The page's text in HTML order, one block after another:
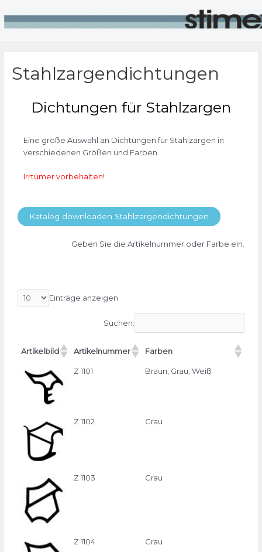
Stahlzargendichtungen
Dichtungen für Stahlzargen
Eine große Auswahl an Dichtungen für Stahlzargen in
verschiedenen Größen und Farben.
Irrtümer vorbehalten!
Katalog downloaden Stahlzargendichtungen
Geben Sie die Artikelnummer oder Farbe ein.
Einträge anzeigen
Suchen:
Artikelbild Artikelnummer Farben
Z 1101 Braun, Grau, Weiß
Z 1102 Grau
Z 1103 Grau
Z 1104 Grau